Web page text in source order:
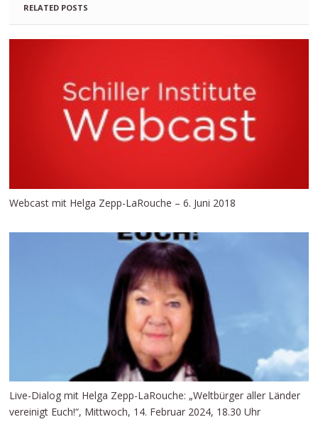
RELATED POSTS
Webcast mit Helga Zepp-LaRouche – 6. Juni 2018
Live-Dialog mit Helga Zepp-LaRouche: „Weltbürger aller Länder
vereinigt Euch!“, Mittwoch, 14. Februar 2024, 18.30 Uhr